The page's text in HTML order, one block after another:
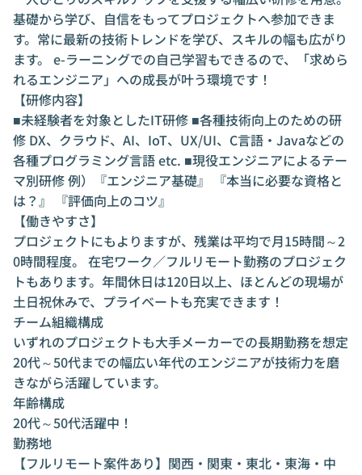
基礎から学び、自信をもってプロジェクトへ参加できま
す。常に最新の技術トレンドを学び、スキルの幅も広がり
ます。 e-ラーニングでの自己学習もできるので、「求めら
れるエンジニア」への成長が叶う環境です！
【研修内容】
■未経験者を対象としたIT研修 ■各種技術向上のための研
修 DX、クラウド、AI、IoT、UX/UI、C言語・Javaなどの
各種プログラミング言語 etc. ■現役エンジニアによるテー
マ別研修 例）『エンジニア基礎』 『本当に必要な資格と
は？』 『評価向上のコツ』
【働きやすさ】
プロジェクトにもよりますが、残業は平均で月15時間～2
0時間程度。 在宅ワーク／フルリモート勤務のプロジェク
トもあります。年間休日は120日以上、ほとんどの現場が
土日祝休みで、プライベートも充実できます！
チーム組織構成
いずれのプロジェクトも大手メーカーでの長期勤務を想定
20代～50代までの幅広い年代のエンジニアが技術力を磨
きながら活躍しています。
年齢構成
20代～50代活躍中！
勤務地
【フルリモート案件あり】関西・関東・東北・東海・中